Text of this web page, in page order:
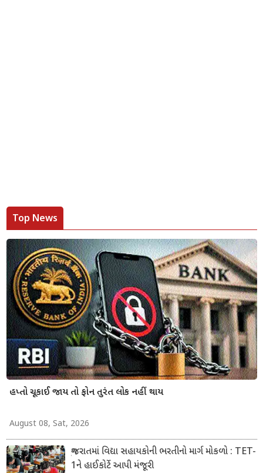
Top News
હપ્તો ચૂકાઈ જાય તો ફોન તુરંત લોક નહીં થાય
August 08, Sat, 2026
ગુજરાતમાં વિદ્યા સહાયકોની ભરતીનો માર્ગ મોકળો : TET-
1ને હાઈકોર્ટે આપી મંજૂરી